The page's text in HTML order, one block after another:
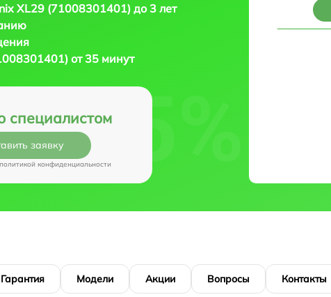
XL29 (71008301401) до 3 лет
от 35 минут
специалистом
заявку
политикой конфиденциальности
Гарантия Модели Акции Вопросы Контакты